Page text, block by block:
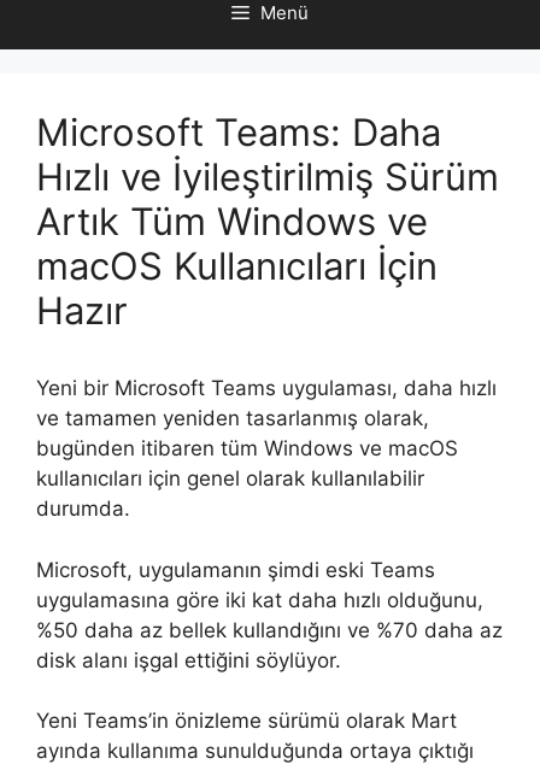
Menü
Microsoft Teams: Daha
Hızlı ve İyileştirilmiş Sürüm
Artık Tüm Windows ve
macOS Kullanıcıları İçin
Hazır
Yeni bir Microsoft Teams uygulaması, daha hızlı
ve tamamen yeniden tasarlanmış olarak,
bugünden itibaren tüm Windows ve macOS
kullanıcıları için genel olarak kullanılabilir
durumda.
Microsoft, uygulamanın şimdi eski Teams
uygulamasına göre iki kat daha hızlı olduğunu,
%50 daha az bellek kullandığını ve %70 daha az
disk alanı işgal ettiğini söylüyor.
Yeni Teams’in önizleme sürümü olarak Mart
ayında kullanıma sunulduğunda ortaya çıktığı